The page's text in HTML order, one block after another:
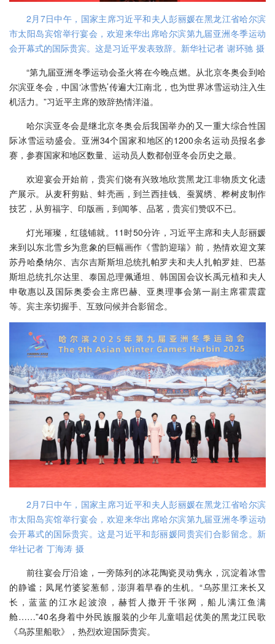
2月7日中午，国家主席习近平和夫人彭丽媛在黑龙江省哈尔滨
市太阳岛宾馆举行宴会，欢迎来华出席哈尔滨第九届亚洲冬季运动
会开幕式的国际贵宾。这是习近平发表致辞。新华社记者 谢环驰 摄
“第九届亚洲冬季运动会圣火将在今晚点燃。从北京冬奥会到哈
尔滨亚冬会，中国‘冰雪热’传遍大江南北，也为世界冰雪运动注入生
机活力。”习近平主席的致辞热情洋溢。
哈尔滨亚冬会是继北京冬奥会后我国举办的又一重大综合性国
际冰雪运动盛会。亚洲34个国家和地区的1200余名运动员报名参
赛，参赛国家和地区数量、运动员人数都创亚冬会历史之最。
欢迎宴会开始前，贵宾们饶有兴致地欣赏黑龙江非物质文化遗
产展示。从麦秆剪贴、蚌壳画，到兰西挂钱、蚕翼绣、桦树皮制作
技艺，从剪福字、印版画，到闻筝、品茗，贵宾们赞叹不已。
灯光璀璨，红毯铺就。11时50分许，习近平主席和夫人彭丽媛
来到以东北雪乡为意象的巨幅画作《雪韵迎瑞》前，热情欢迎文莱
苏丹哈桑纳尔、吉尔吉斯斯坦总统扎帕罗夫和夫人扎帕罗娃、巴基
斯坦总统扎尔达里、泰国总理佩通坦、韩国国会议长禹元植和夫人
申敬惠以及国际奥委会主席巴赫、亚奥理事会第一副主席霍震霆
等。宾主亲切握手、互致问候并合影留念。
2月7日中午，国家主席习近平和夫人彭丽媛在黑龙江省哈尔滨
市太阳岛宾馆举行宴会，欢迎来华出席哈尔滨第九届亚洲冬季运动
会开幕式的国际贵宾。这是习近平和彭丽媛同贵宾们合影留念。新
华社记者 丁海涛 摄
前往宴会厅沿途，一旁陈列的冰花陶瓷灵动隽永，沉淀着冰雪
的静谧；凤尾竹婆娑葱郁，澎湃着早春的生机。“乌苏里江来长又
长，蓝蓝的江水起波浪，赫哲人撒开千张网，船儿满江鱼满
舱……”40名身着中外民族服装的少年儿童唱起优美的黑龙江民歌
《乌苏里船歌》，热烈欢迎国际贵宾。